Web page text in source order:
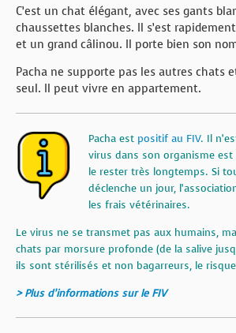
C’est un chat élégant, avec ses gants
chaussettes blanches. Il s’est
et un grand câlinou. Il porte bien son
Pacha ne supporte pas les autres chats
seul. Il peut vivre en appartement.
Pacha est positif au FIV. Il
virus dans son organisme
le rester très longtemps. Si
déclenche un jour,
les frais vétérinaires.
Le virus ne se transmet pas aux humains,
chats par morsure profonde (de la salive
ils sont stérilisés et non bagarreurs, le
> Plus d’informations sur le FIV